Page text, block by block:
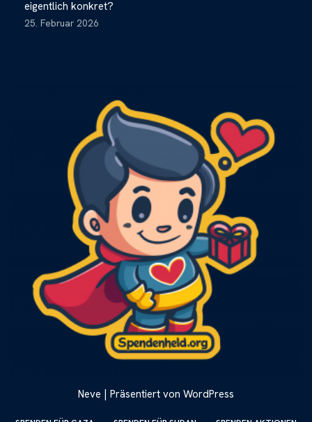
eigentlich konkret?
25. Februar 2026
Neve | Präsentiert von WordPress